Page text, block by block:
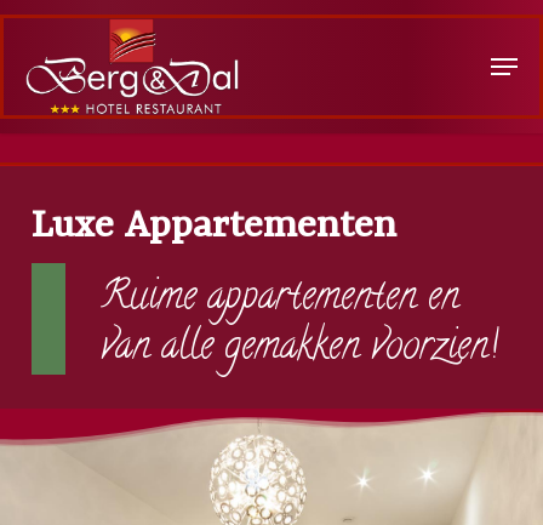
Skip
main
content
Menu
Luxe Appartementen
Ruime appartementen en
van alle gemakken voorzien!